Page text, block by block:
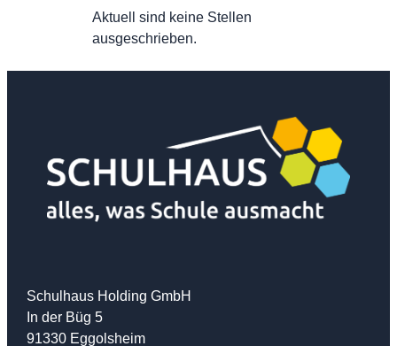
Aktuell sind keine Stellen
ausgeschrieben.
Schulhaus Holding GmbH
In der Büg 5
91330 Eggolsheim